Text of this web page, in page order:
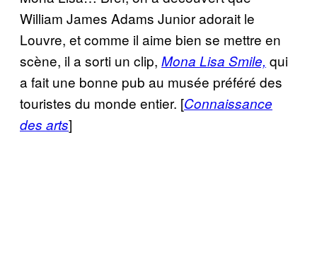
William James Adams Junior adorait le
Louvre, et comme il aime bien se mettre en
scène, il a sorti un clip, Mona Lisa Smile, qui
a fait une bonne pub au musée préféré des
touristes du monde entier. [Connaissance
des arts]